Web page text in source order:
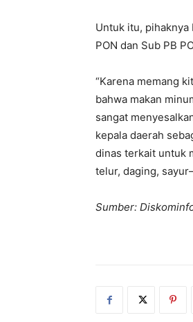
Untuk itu, pihaknya
PON dan Sub PB
“Karena memang
bahwa makan
sangat
kepala daerah
dinas terkait untuk
telur, daging,
Sumber: